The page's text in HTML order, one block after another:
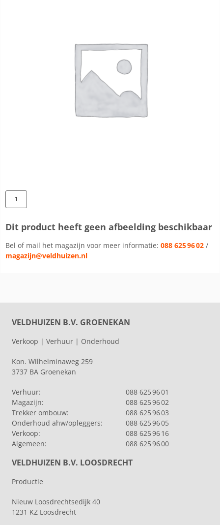
Dit product heeft geen afbeelding beschikbaar
Bel of mail het magazijn voor meer informatie:088 625 96 02 /
magazijn@veldhuizen.nl
VELDHUIZEN B.V. GROENEKAN
Verkoop | Verhuur | Onderhoud
Kon. Wilhelminaweg 259
3737 BA Groenekan
Verhuur:
088 625 96 01
Magazijn:
088 625 96 02
Trekker ombouw:
088 625 96 03
Onderhoud ahw/opleggers:
088 625 96 05
Verkoop:
088 625 96 16
Algemeen:
088 625 96 00
VELDHUIZEN B.V. LOOSDRECHT
Productie
Nieuw Loosdrechtsedijk 40
1231 KZ Loosdrecht